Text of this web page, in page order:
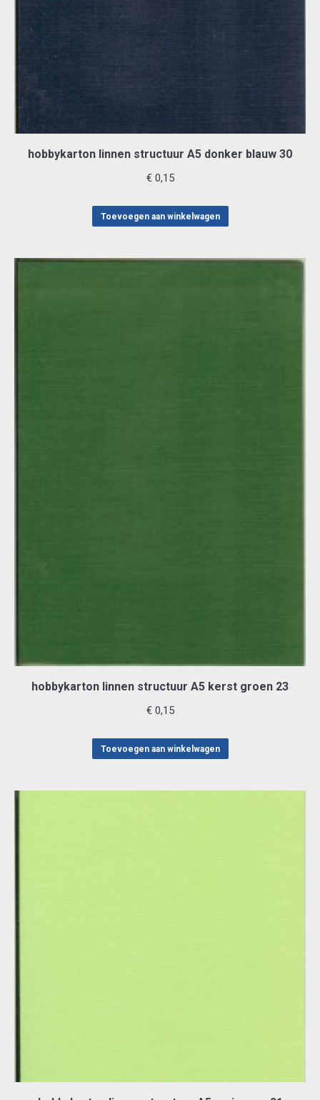
hobbykarton linnen structuur A5 donker blauw 30
€0,15
Toevoegen aan winkelwagen
hobbykarton linnen structuur A5 kerst groen 23
€0,15
Toevoegen aan winkelwagen